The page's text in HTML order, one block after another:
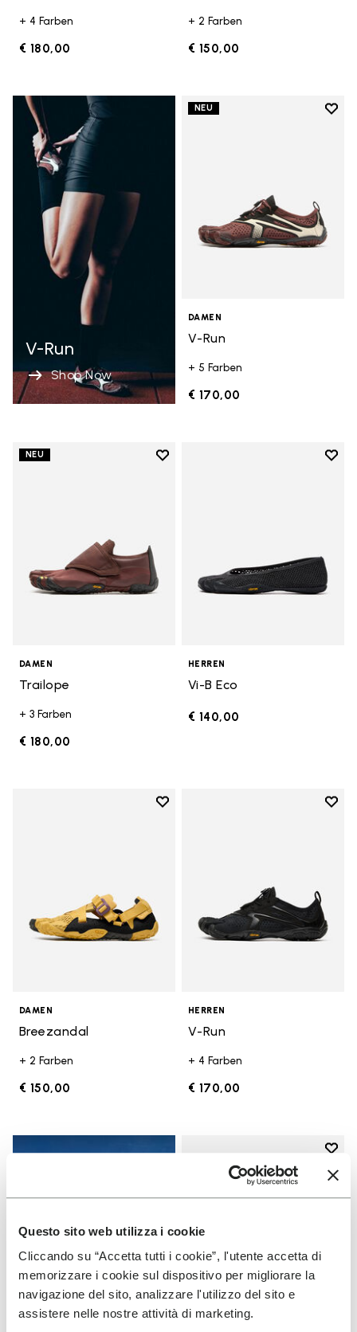
Questo sito web utilizza i cookie
Cliccando su “Accetta tutti i cookie”, l'utente accetta di
memorizzare i cookie sul dispositivo per migliorare la
navigazione del sito, analizzare l'utilizzo del sito e
assistere nelle nostre attività di marketing.
+ 4 Farben
€ 180,00
+ 2 Farben
€ 150,00
V-Run
Shop Now
NEU
Add
DAMEN
V-Run
+ 5 Farben
€ 170,00
NEU
Add to wishlist
DAMEN
Trailope
+ 3 Farben
€ 180,00
Add
HERREN
Vi-B Eco
€ 140,00
Add to wishlist
DAMEN
Breezandal
+ 2 Farben
€ 150,00
Add
HERREN
V-Run
+ 4 Farben
€ 170,00
Add